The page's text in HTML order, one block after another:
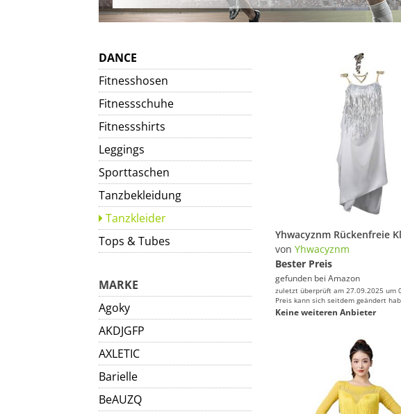
DANCE
Fitnesshosen
Fitnessschuhe
Fitnessshirts
Leggings
Sporttaschen
Tanzbekleidung
Tanzkleider
Tops & Tubes
MARKE
Agoky
AKDJGFP
AXLETIC
Barielle
BeAUZQ
von Yhwacyznm
Bester Preis
gefunden bei Amazon
zuletzt überprüft am 27.09.2025 um
Preis kann sich seitdem geändert
Keine weiteren Anbieter